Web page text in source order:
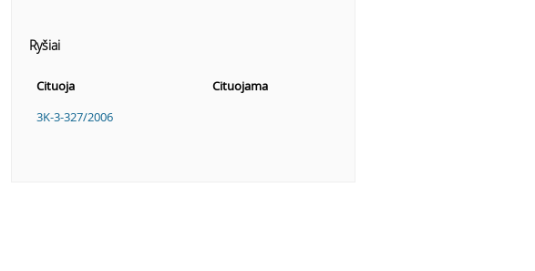
Ryšiai
Cituoja
Cituojama
3K-3-327/2006